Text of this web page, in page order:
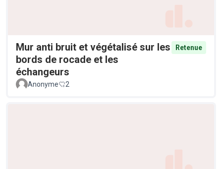
Mur anti bruit et végétalisé sur les
bords de rocade et les
échangeurs
Retenue
Anonyme 2